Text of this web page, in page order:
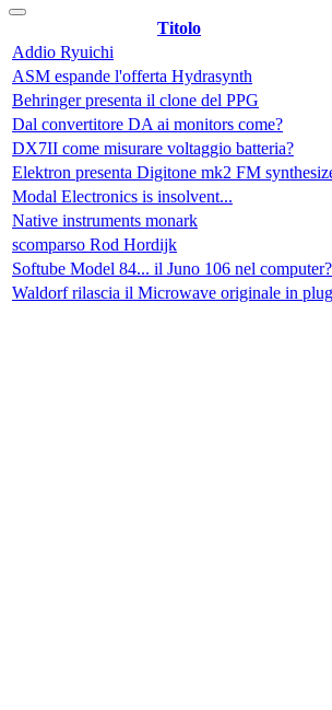
Titolo
Addio Ryuichi
ASM espande l'offerta Hydrasynth
Behringer presenta il clone del PPG
Dal convertitore DA ai monitors come?
DX7II come misurare voltaggio batteria?
Elektron presenta Digitone mk2 FM
Modal Electronics is insolvent...
Native instruments monark
scomparso Rod Hordijk
Softube Model 84... il Juno 106 nel computer?
Waldorf rilascia il Microwave originale in